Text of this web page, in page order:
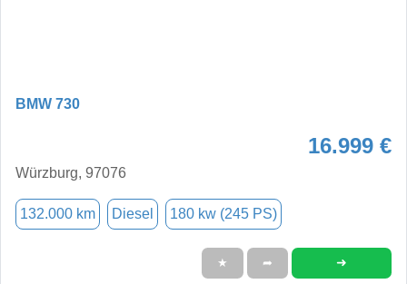
BMW 730
16.999 €
Würzburg, 97076
132.000 km Diesel 180 kw (245 PS)
★ ➦ ➜